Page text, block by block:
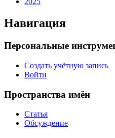
Навигация
Персональные
Создать учётную запись
Войти
Пространства имён
Статья
Обсуждение